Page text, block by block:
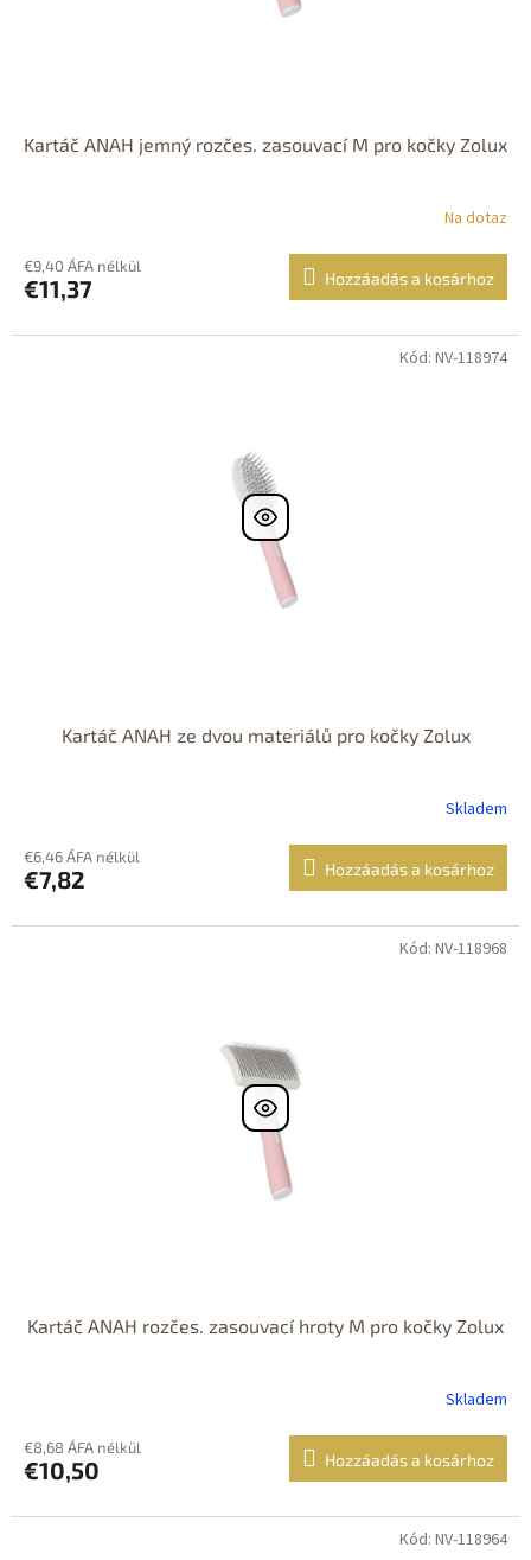
Kartáč ANAH jemný rozčes. zasouvací M pro kočky Zolux
Na dotaz
€9,40 ÁFA nélkül
€11,37 Hozzáadás a kosárhoz
Kartáč ANAH ze dvou materiálů pro kočky Zolux
Skladem
€6,46 ÁFA nélkül
€7,82 Hozzáadás a kosárhoz
Kód: NV-118974
Kartáč ANAH rozčes. zasouvací hroty M pro kočky Zolux
Skladem
€8,68 ÁFA nélkül
€10,50 Hozzáadás a kosárhoz
Kód: NV-118968
Kód: NV-118964